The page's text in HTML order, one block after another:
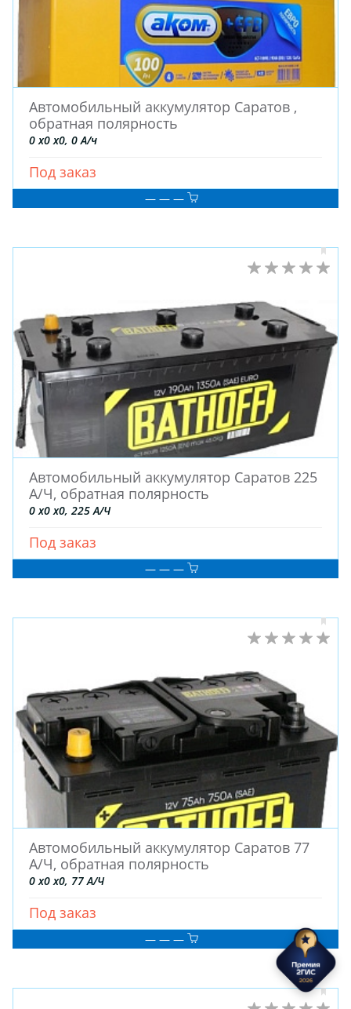
Автомобильный аккумулятор Саратов ,
обратная полярность
0 x0 x0, 0 А/ч
Под заказ
— — —
Автомобильный аккумулятор Саратов 225
А/Ч, обратная полярность
0 x0 x0, 225 А/Ч
Под заказ
— — —
Автомобильный аккумулятор Саратов 77
А/Ч, обратная полярность
0 x0 x0, 77 А/Ч
Под заказ
— — —